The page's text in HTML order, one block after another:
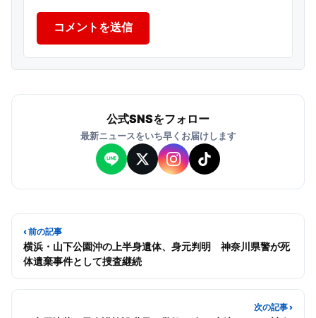
コメントを送信
公式SNSをフォロー
最新ニュースをいち早くお届けします
‹ 前の記事
横浜・山下公園沖の上半身遺体、身元判明 神奈川県警が死
体遺棄事件として捜査継続
次の記事 ›